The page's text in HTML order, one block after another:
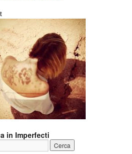
in Imperfecti